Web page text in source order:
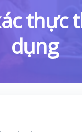
thực
dụng